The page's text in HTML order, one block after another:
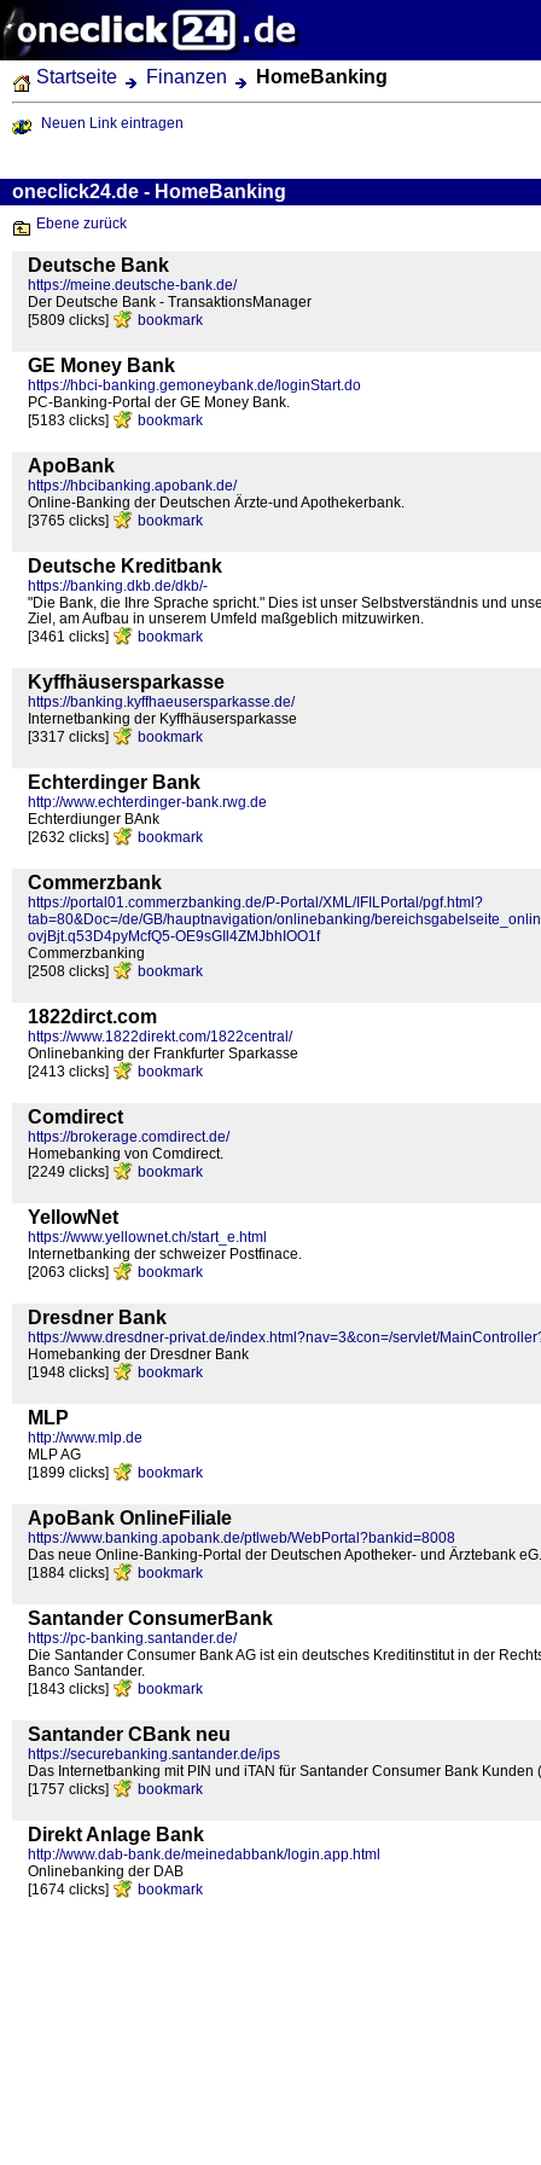
Startseite Finanzen HomeBanking
Neuen Link eintragen
oneclick24.de - HomeBanking
Ebene zurück
Deutsche Bank
https://meine.deutsche-bank.de/
Der Deutsche Bank - TransaktionsManager
[5809 clicks]
bookmark
GE Money Bank
https://hbci-banking.gemoneybank.de/loginStart.do
PC-Banking-Portal der GE Money Bank.
[5183 clicks]
bookmark
ApoBank
https://hbcibanking.apobank.de/
Online-Banking der Deutschen Ärzte-und Apothekerbank.
[3765 clicks]
bookmark
Deutsche Kreditbank
https://banking.dkb.de/dkb/-
"Die Bank, die Ihre Sprache spricht." Dies ist unser Selbstverständnis und
Ziel, am Aufbau in unserem Umfeld maßgeblich mitzuwirken.
[3461 clicks]
bookmark
Kyffhäusersparkasse
https://banking.kyffhaeusersparkasse.de/
Internetbanking der Kyffhäusersparkasse
[3317 clicks]
bookmark
Echterdinger Bank
http://www.echterdinger-bank.rwg.de
Echterdiunger BAnk
[2632 clicks]
bookmark
Commerzbank
https://portal01.commerzbanking.de/P-Portal/XML/IFILPortal/pgf.html?
tab=80&Doc=/de/GB/hauptnavigation/onlinebanking/
ovjBjt.q53D4pyMcfQ5-OE9sGIl4ZMJbhIOO1f
Commerzbanking
[2508 clicks]
bookmark
1822dirct.com
https://www.1822direkt.com/1822central/
Onlinebanking der Frankfurter Sparkasse
[2413 clicks]
bookmark
Comdirect
https://brokerage.comdirect.de/
Homebanking von Comdirect.
[2249 clicks]
bookmark
YellowNet
https://www.yellownet.ch/start_e.html
Internetbanking der schweizer Postfinace.
[2063 clicks]
bookmark
Dresdner Bank
https://www.dresdner-privat.de/index.html?nav=3&con=/servlet/
Homebanking der Dresdner Bank
[1948 clicks]
bookmark
MLP
http://www.mlp.de
MLP AG
[1899 clicks]
bookmark
ApoBank OnlineFiliale
https://www.banking.apobank.de/ptlweb/WebPortal?bankid=8008
Das neue Online-Banking-Portal der Deutschen Apotheker- und Ärztebank eG.
[1884 clicks]
bookmark
Santander ConsumerBank
https://pc-banking.santander.de/
Die Santander Consumer Bank AG ist ein deutsches Kreditinstitut in der
Banco Santander.
[1843 clicks]
bookmark
Santander CBank neu
https://securebanking.santander.de/ips
Das Internetbanking mit PIN und iTAN für Santander Consumer Bank
[1757 clicks]
bookmark
Direkt Anlage Bank
http://www.dab-bank.de/meinedabbank/login.app.html
Onlinebanking der DAB
[1674 clicks]
bookmark